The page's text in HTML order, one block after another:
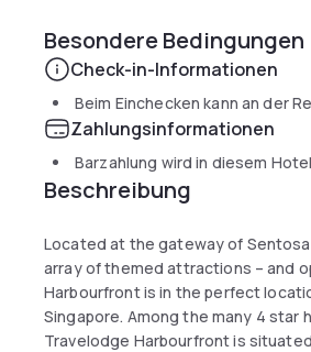
Besondere Bedingungen
Check-in-Informationen
Beim Einchecken kann an der
Zahlungsinformationen
Barzahlung wird in diesem
Beschreibung
Located at the gateway of
array of themed attractions – and
Harbourfront is in the perfect
Singapore. Among the many 4 star
Travelodge Harbourfront is